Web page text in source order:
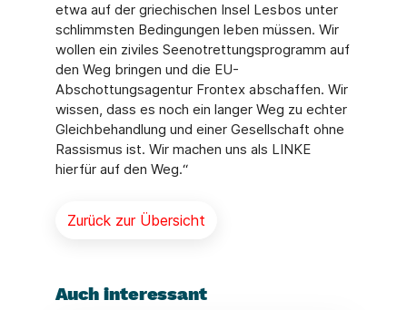
etwa auf der griechischen Insel Lesbos unter
schlimmsten Bedingungen leben müssen. Wir
wollen ein ziviles Seenotrettungsprogramm auf
den Weg bringen und die EU-
Abschottungsagentur Frontex abschaffen. Wir
wissen, dass es noch ein langer Weg zu echter
Gleichbehandlung und einer Gesellschaft ohne
Rassismus ist. Wir machen uns als LINKE
hierfür auf den Weg.“
Zurück zur Übersicht
Auch interessant